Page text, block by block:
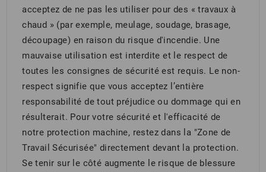
acceptez de ne pas les utiliser pour des « travaux à
chaud » (par exemple, meulage, soudage, brasage,
découpage) en raison du risque d'incendie. Une
mauvaise utilisation est interdite et le respect de
toutes les consignes de sécurité est requis. Le non-
respect signifie que vous acceptez l’entière
responsabilité de tout préjudice ou dommage qui en
résulterait. Pour votre sécurité et l'efficacité de
notre protection machine, restez dans la "Zone de
Travail Sécurisée" directement devant la protection.
Se tenir sur le côté augmente le risque de blessure